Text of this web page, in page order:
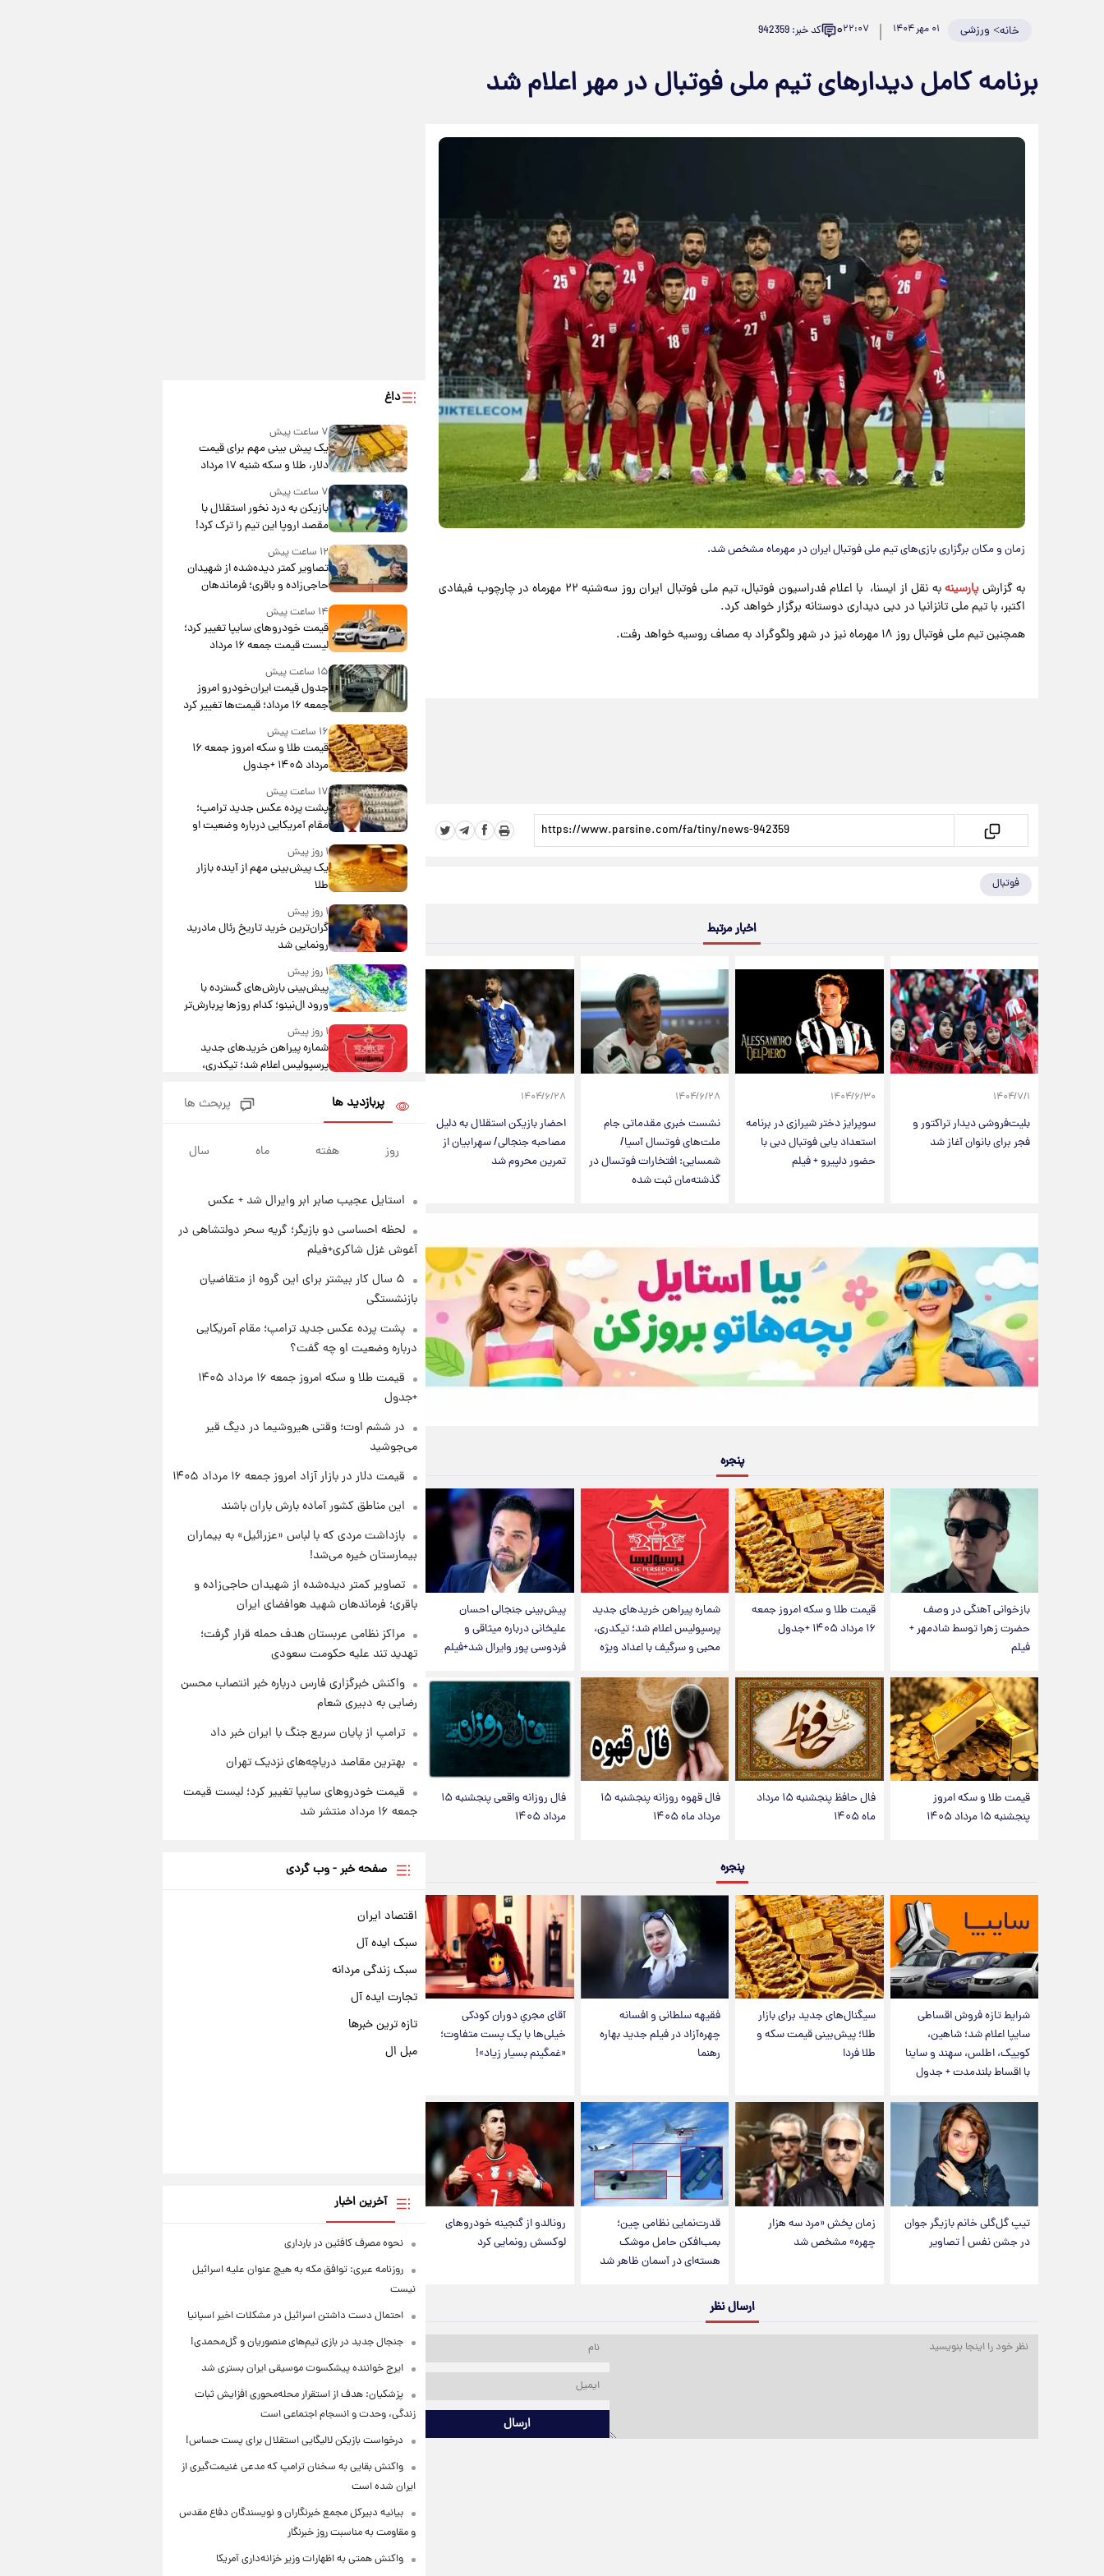
خانه> ورزشی ۰۱ مهر ۱۴۰۴ ۲۲:۰۷۰ کد خبر: 942359
برنامه کامل دیدارهای تیم ملی فوتبال در مهر اعلام شد
زمان و مکان برگزاری بازی‌های تیم ملی فوتبال ایران در مهرماه مشخص شد.
به گزارشپارسینه
به نقل از ایسنا، با اعلام فدراسیون فوتبال، تیم ملی فوتبال ایران روز سه‌شنبه ۲۲ مهرماه در چارچوب فیفادی
اکتبر، با تیم ملی تانزانیا در دبی دیداری دوستانه برگزار خواهد کرد.
همچنین تیم ملی فوتبال روز ۱۸ مهرماه نیز در شهر ولگوگراد به مصاف روسیه خواهد رفت.
فوتبال
اخبار مرتبط
۱۴۰۴/۷/۱
بلیت‌فروشی دیدار تراکتور و
فجر برای بانوان آغاز شد
۱۴۰۴/۶/۳۰
سوپرایز دختر شیرازی در برنامه
استعداد یابی فوتبال دبی با
حضور دلپیرو + فیلم
۱۴۰۴/۶/۲۸
نشست خبری مقدماتی جام
ملت‌های فوتسال آسیا/
شمسایی: افتخارات فوتسال در
گذشته‌مان ثبت شده
۱۴۰۴/۶/۲۸
احضار بازیکن استقلال به دلیل
مصاحبه جنجالی/ سهرابیان از
تمرین محروم شد
پنجره
بازخوانی آهنگی در وصف
حضرت زهرا توسط شادمهر +
فیلم
قیمت طلا و سکه امروز جمعه
۱۶ مرداد ۱۴۰۵ +جدول
شماره پیراهن خریدهای جدید
پرسپولیس اعلام شد؛ تیکدری،
محبی و سرگیف با اعداد ویژه
پیش‌بینی جنجالی احسان
علیخانی درباره میثاقی و
فردوسی پور وایرال شد+فیلم
قیمت طلا و سکه امروز
پنجشنبه ۱۵ مرداد ۱۴۰۵
فال حافظ پنجشنبه ۱۵ مرداد
ماه ۱۴۰۵
فال قهوه روزانه پنجشنبه ۱۵
مرداد ماه ۱۴۰۵
فال روزانه واقعی پنجشنبه ۱۵
مرداد ۱۴۰۵
پنجره
شرایط تازه فروش اقساطی
سایپا اعلام شد؛ شاهین،
کوییک، اطلس، سهند و ساینا
با اقساط بلندمدت + جدول
سیگنال‌های جدید برای بازار
طلا؛ پیش‌بینی قیمت سکه و
طلا فردا
فقیهه سلطانی و افسانه
چهره‌آزاد در فیلم جدید بهاره
رهنما
آقای مجریِ دوران کودکی
خیلی‌ها با یک پست متفاوت؛
«غمگینم بسیار زیاد»!
تیپ گل‌گلی خانم بازیگر جوان
در جشن نفس | تصاویر
زمان پخش «مرد سه هزار
چهره» مشخص شد
قدرت‌نمایی نظامی چین؛
بمب‌افکن حامل موشک
هسته‌ای در آسمان ظاهر شد
رونالدو از گنجینه خودروهای
لوکسش رونمایی کرد
ارسال نظر
ارسال
داغ
۷ ساعت پیش
یک پیش ‌بینی مهم برای قیمت
دلار، طلا و سکه شنبه ۱۷ مرداد
۱۴۰۵
۷ ساعت پیش
بازیکن به درد نخور استقلال با
مقصد اروپا این تیم را ترک کرد!
۱۲ ساعت پیش
تصاویر کمتر دیده‌شده از شهیدان
حاجی‌زاده و باقری؛ فرماندهان
شهید هوافضای ایران
۱۴ ساعت پیش
قیمت خودروهای سایپا تغییر کرد؛
لیست قیمت جمعه ۱۶ مرداد
منتشر شد
۱۵ ساعت پیش
جدول قیمت ایران‌خودرو امروز
جمعه ۱۶ مرداد؛ قیمت‌ها تغییر کرد
۱۶ ساعت پیش
قیمت طلا و سکه امروز جمعه ۱۶
مرداد ۱۴۰۵ +جدول
۱۷ ساعت پیش
پشت پرده عکس جدید ترامپ؛
مقام آمریکایی درباره وضعیت او
چه گفت؟
۱ روز پیش
یک پیش‌بینی مهم از آینده بازار
طلا
۱ روز پیش
گران‌ترین خرید تاریخ رئال مادرید
رونمایی شد
۱ روز پیش
پیش‌بینی بارش‌های گسترده با
ورود ال‌نینو؛ کدام روزها پربارش‌تر
خواهند بود؟
۱ روز پیش
شماره پیراهن خریدهای جدید
پرسپولیس اعلام شد؛ تیکدری،
جزئیات فعال‌سازی «کیف پول
ایران» اعلام شد+فیلم
۱ روز پیش
۱۵ مرداد ۱۴۰۵ +جدول
قیمت طلا و سکه امروز پنجشنبه
۱۵ مرداد ۱۴۰۵
شارژ جدید کالابرگ برای سه
پربازدید ها پربحث ها
روز هفته ماه سال
استایل عجیب صابر ابر وایرال شد + عکس
لحظه احساسی دو بازیگر؛ گریه سحر دولتشاهی در
آغوش غزل شاکری+فیلم
۵ سال کار بیشتر برای این گروه از متقاضیان
بازنشستگی
پشت پرده عکس جدید ترامپ؛ مقام آمریکایی
درباره وضعیت او چه گفت؟
قیمت طلا و سکه امروز جمعه ۱۶ مرداد ۱۴۰۵
+جدول
در ششم اوت؛ وقتی هیروشیما در دیگ قیر
می‌جوشید
قیمت دلار در بازار آزاد امروز جمعه ۱۶ مرداد ۱۴۰۵
این مناطق کشور آماده بارش باران باشند
بازداشت مردی که با لباس «عزرائیل» به بیماران
بیمارستان خیره می‌شد!
تصاویر کمتر دیده‌شده از شهیدان حاجی‌زاده و
باقری؛ فرماندهان شهید هوافضای ایران
مراکز نظامی عربستان هدف حمله قرار گرفت؛
تهدید تند علیه حکومت سعودی
واکنش خبرگزاری فارس درباره خبر انتصاب محسن
رضایی به دبیری شعام
ترامپ از پایان سریع جنگ با ایران خبر داد
بهترین مقاصد دریاچه‌های نزدیک تهران
قیمت خودروهای سایپا تغییر کرد؛ لیست قیمت
جمعه ۱۶ مرداد منتشر شد
صفحه خبر - وب گردی
اقتصاد ایران
سبک ایده آل
سبک زندگی مردانه
تجارت ایده آل
تازه ترین خبرها
مبل ال
آخرین اخبار
نحوه مصرف کافئین در بارداری
روزنامه عبری: توافق مکه به هیچ عنوان علیه اسرائیل
نیست
احتمال دست داشتن اسرائیل در مشکلات اخیر اسپانیا
جنجال جدید در بازی تیم‌های منصوریان و گل‌محمدی!
ایرج خواننده پیشکسوت موسیقی ایران بستری شد
پزشکیان: هدف از استقرار محله‌محوری افزایش ثبات
زندگی، وحدت و انسجام اجتماعی است
درخواست بازیکن لالیگایی استقلال برای پست حساس!
واکنش بقایی به سخنان ترامپ که مدعی غنیمت‌گیری از
ایران شده است
بیانیه دبیرکل مجمع خبرنگاران و نویسندگان دفاع مقدس
و مقاومت به مناسبت روز خبرنگار
واکنش همتی به اظهارات وزیر خزانه‌داری آمریکا